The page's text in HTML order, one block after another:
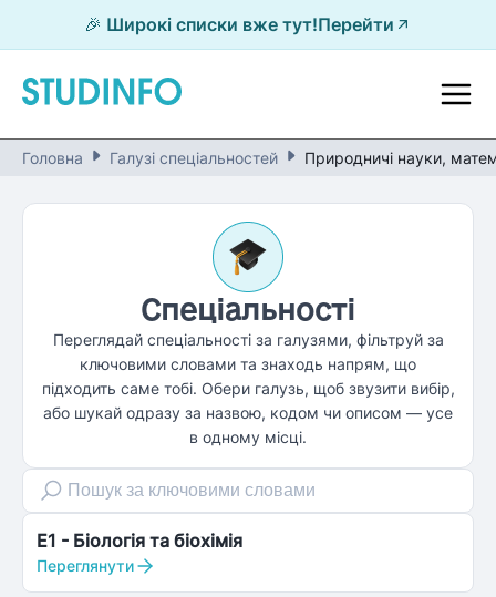
🎉 Широкі списки вже тут!Перейти
Головна Галузі спеціальностей Природничі науки,
Cпеціальності
Переглядай спеціальності за галузями, фільтруй за
ключовими словами та знаходь напрям, що
підходить саме тобі. Обери галузь, щоб звузити вибір,
або шукай одразу за назвою, кодом чи описом — усе
в одному місці.
E1 - Біологія та біохімія
Переглянути